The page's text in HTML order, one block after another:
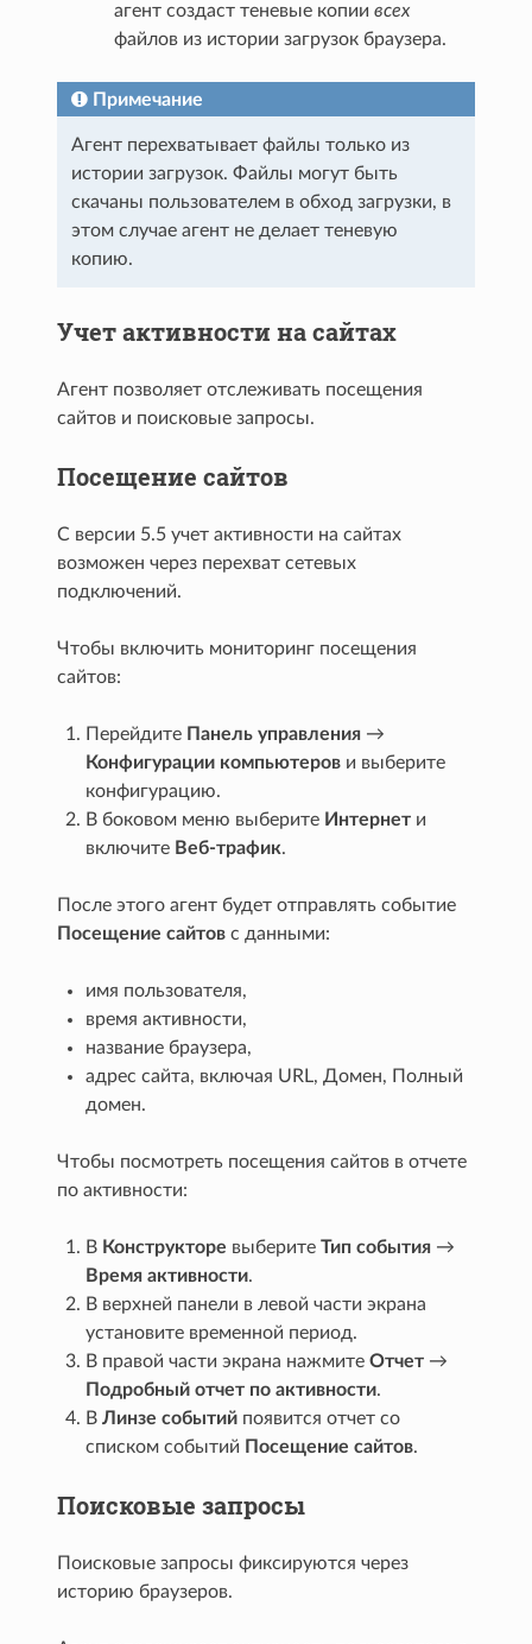
агент создаст теневые копиивсех
файлов из истории загрузок браузера.
Примечание
Агент перехватывает файлы только из
истории загрузок. Файлы могут быть
скачаны пользователем в обход загрузки, в
этом случае агент не делает теневую
копию.
Учет активности на сайтах
Агент позволяет отслеживать поcещения
сайтов и поисковые запросы.
Посещение сайтов
С версии 5.5 учет активности на сайтах
возможен через перехват сетевых
подключений.
Чтобы включить мониторинг посещения
сайтов:
Перейдите Панель управления →
Конфигурации компьютеров и выберите
конфигурацию.
В боковом меню выберите Интернет и
включите Веб-трафик.
После этого агент будет отправлять событие
Посещение сайтов с данными:
имя пользователя,
время активности,
название браузера,
адрес сайта, включая URL, Домен, Полный
домен.
Чтобы посмотреть посещения сайтов в отчете
по активности:
В Конструкторе выберитеТип события →
Время активности.
В верхней панели в левой части экрана
установите временной период.
В правой части экрана нажмитеОтчет →
Подробный отчет по активности.
ВЛинзе событий появится отчет со
списком событий Посещение сайтов.
Поисковые запросы
Поисковые запросы фиксируются через
историю браузеров.